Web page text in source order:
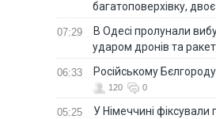
багатоповерхівку,
07:29
В Одесі пролунали
ударом дронів та ракет
06:33 Російському
120 0
05:25
У Німеччині фіксували